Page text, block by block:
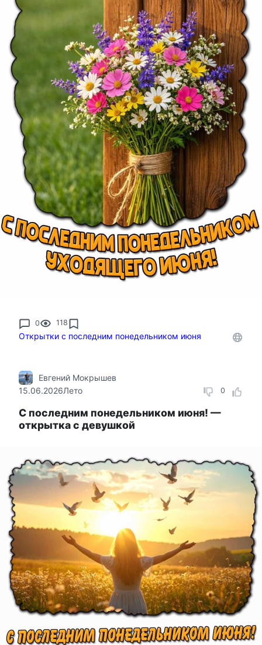
0 118
Открытки с последним понедельником июня
0
Евгений Мокрышев
15.06.2026Лето
С последним понедельником июня! —
открытка с девушкой